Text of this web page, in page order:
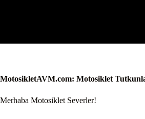
MotosikletAVM.com: Motosiklet
Merhaba Motosiklet Severler!